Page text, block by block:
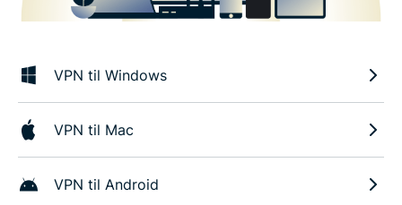
VPN til Windows
VPN til Mac
VPN til Android